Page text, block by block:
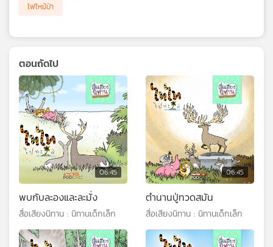
ไฟไหม้ป่า
ตอนถัดไป
06:45
พบกับละองและละมั่ง
สื่อเสียงนิทาน : นิทานเด็กเล็ก
06:45
ตำนานปู่ทวดสมัน
สื่อเสียงนิทาน : นิทานเด็กเล็ก